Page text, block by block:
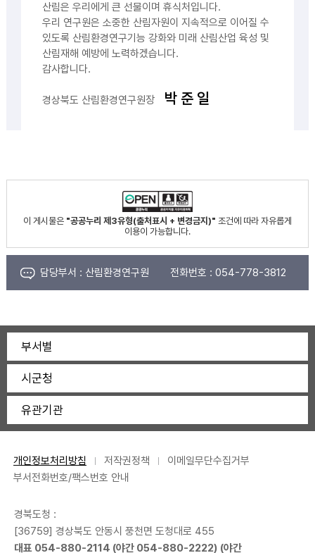
산림은 우리에게 큰 선물이며 휴식처입니다.
우리 연구원은 소중한 산림자원이 지속적으로 이어질 수
있도록 산림환경연구기능 강화와 미래 산림산업 육성 및
산림재해 예방에 노력하겠습니다.
감사합니다.
경상북도 산림환경연구원장 박 준 일
이 게시물은 "공공누리 제3유형(출처표시 + 변경금지)" 조건에 따라 자유롭게
이용이 가능합니다.
담당부서 : 산림환경연구원 전화번호 : 054-778-3812
부서별
시군청
유관기관
개인정보처리방침 저작권정책
이메일무단수집거부
부서전화번호/팩스번호 안내
경북도청 :
[36759] 경상북도 안동시 풍천면 도청대로 455
대표 054-880-2114 (야간 054-880-2222) (야간